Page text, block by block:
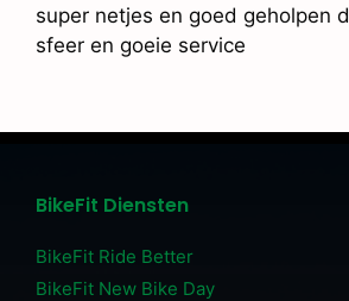
super netjes en goed geholpen
sfeer en goeie service
BikeFit Diensten
BikeFit Ride Better
BikeFit New Bike Day